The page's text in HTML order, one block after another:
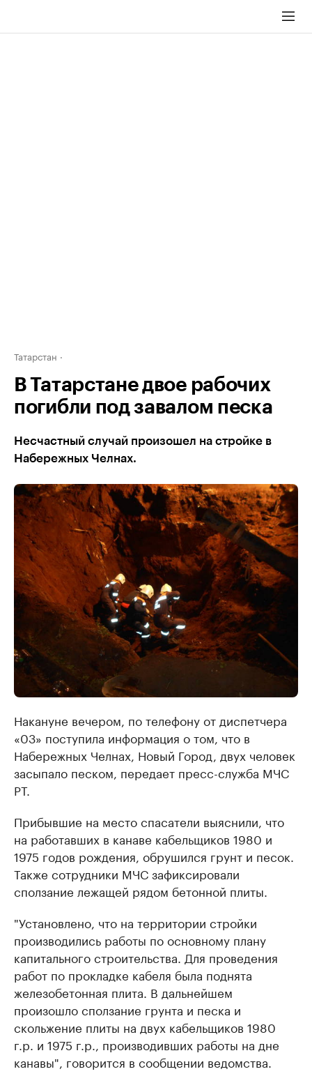
Татарстан
В Татарстане двое рабочих
погибли под завалом песка
Несчастный случай произошел на стройке в
Набережных Челнах.
Накануне вечером, по телефону от диспетчера
«03» поступила информация о том, что в
Набережных Челнах, Новый Город, двух человек
засыпало песком, передает пресс-служба МЧС
РТ.
Прибывшие на место спасатели выяснили, что
на работавших в канаве кабельщиков 1980 и
1975 годов рождения, обрушился грунт и песок.
Также сотрудники МЧС зафиксировали
сползание лежащей рядом бетонной плиты.
"Установлено, что на территории стройки
производились работы по основному плану
капитального строительства. Для проведения
работ по прокладке кабеля была поднята
железобетонная плита. В дальнейшем
произошло сползание грунта и песка и
скольжение плиты на двух кабельщиков 1980
г.р. и 1975 г.р., производивших работы на дне
канавы", говорится в сообщении ведомства.